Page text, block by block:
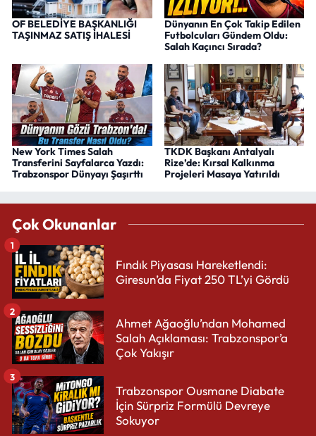
OF BELEDİYE BAŞKANLIĞI
TAŞINMAZ SATIŞ İHALESİ
Dünyanın En Çok Takip Edilen
Futbolcuları Gündem Oldu:
Salah Kaçıncı Sırada?
New York Times Salah
Transferini Sayfalarca Yazdı:
Trabzonspor Dünyayı Şaşırttı
TKDK Başkanı Antalyalı
Rize’de: Kırsal Kalkınma
Projeleri Masaya Yatırıldı
Çok Okunanlar
Fındık Piyasası Hareketlendi:
Giresun’da Fiyat 250 TL’yi Gördü
1
Ahmet Ağaoğlu’ndan Mohamed
Salah Açıklaması: Trabzonspor’a
Çok Yakışır
2
Trabzonspor Ousmane Diabate
İçin Sürpriz Formülü Devreye
Sokuyor
3